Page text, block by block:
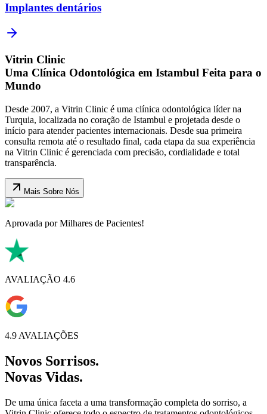
Implantes dentários
Vitrin Clinic
Uma Clínica Odontológica em Istambul Feita para o
Mundo
Desde 2007, a Vitrin Clinic é uma clínica odontológica líder na
Turquia, localizada no coração de Istambul e projetada desde o
início para atender pacientes internacionais. Desde sua primeira
consulta remota até o resultado final, cada etapa da sua experiência
na Vitrin Clinic é gerenciada com precisão, cordialidade e total
transparência.
Mais Sobre Nós
Aprovada por Milhares de Pacientes!
AVALIAÇÃO 4.6
4.9 AVALIAÇÕES
Novos Sorrisos.
Novas Vidas.
De uma única faceta a uma transformação completa do sorriso, a